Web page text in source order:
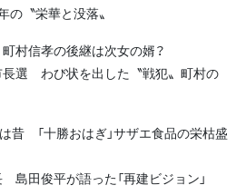
の〝栄華と没落〟
村信孝の後継は次女の婿？
長選 わび状を出した〝戦犯〟町村の
昔 「十勝おはぎ」サザエ食品の栄枯盛
田俊平が語った「再建ビジョン」